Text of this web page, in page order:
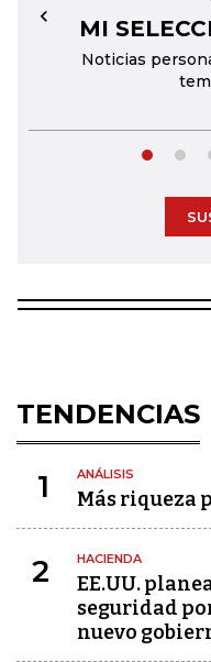
MI
Noticias
←
TENDENCIAS
1 ANÁLISIS
Más riqueza
2 HACIENDA
EE.UU.
seguridad
nuevo